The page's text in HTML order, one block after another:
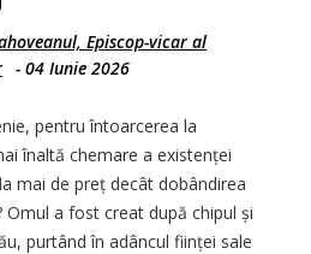
Episcop-vicar al
- 04 Iunie 2026
pentru întoarcerea la
înaltă chemare a existenței
mai de preț decât dobândirea
Omul a fost creat după chipul și
purtând în adâncul ființei sale